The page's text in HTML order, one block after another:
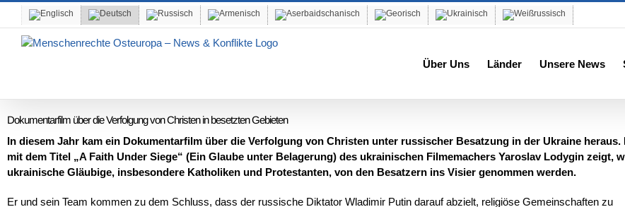
content
Über Uns Länder Unsere News
Dokumentarfilm über die Verfolgung von Christen in besetzten Gebieten
In diesem Jahr kam ein Dokumentarfilm über die Verfolgung von Christen unter russischer Besatzung in der Ukraine heraus.
mit dem Titel „A Faith Under Siege“ (Ein Glaube unter Belagerung) des ukrainischen Filmemachers Yaroslav Lodygin zeigt,
ukrainische Gläubige, insbesondere Katholiken und Protestanten, von den Besatzern ins Visier genommen werden.
Er und sein Team kommen zu dem Schluss, dass der russische Diktator Wladimir Putin darauf abzielt, religiöse Gemeinschaften zu